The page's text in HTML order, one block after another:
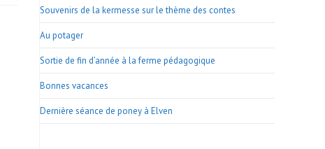
Souvenirs de la kermesse sur le thème des contes
Au potager
Sortie de fin d’année à la ferme pédagogique
Bonnes vacances
Dernière séance de poney à Elven